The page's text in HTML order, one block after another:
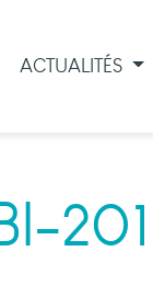
ACTUALITÉS